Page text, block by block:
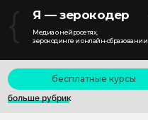
{ Я — зерокодер
Медиа о нейросетях,
зерокодинге и онлайн-образовании
бесплатные курсы
больше рубрик